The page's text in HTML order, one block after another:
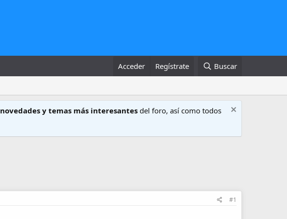
Acceder Regístrate Buscar
novedades y temas más interesantes del foro, así como todos
#1